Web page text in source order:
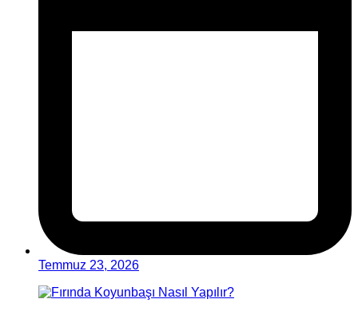
Temmuz 23, 2026